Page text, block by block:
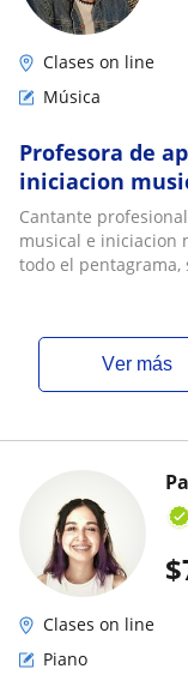
Clases on line
Música
Profesora de
iniciacion
Cantante
musical e iniciacion
todo el pentagrama,
ver más
$
Clases on line
Piano